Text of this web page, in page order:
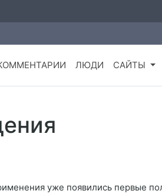
ЛЮДИ САЙТЫ
уже появились первые